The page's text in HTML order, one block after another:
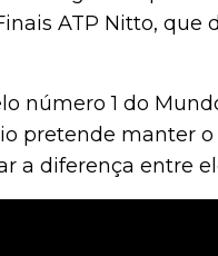
ATP Nitto, que
número 1 do
pretende manter
a diferença entre